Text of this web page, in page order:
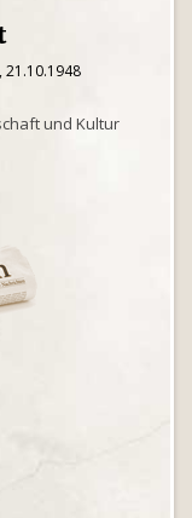
und Kultur